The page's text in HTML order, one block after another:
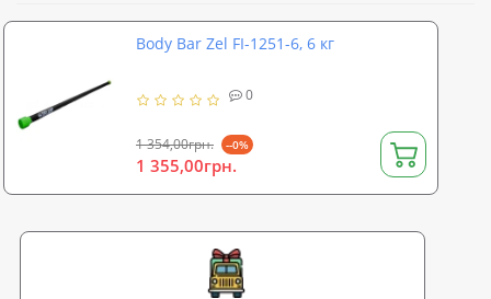
Body Bar Zel FI-1251-6, 6 кг
0
1 354,00грн. --0%
1 355,00грн.